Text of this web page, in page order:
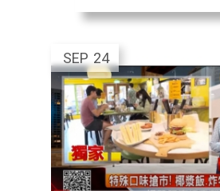
24
SEP